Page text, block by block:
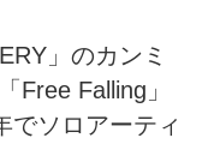
」のカンミ
Free Falling」
でソロアーティ